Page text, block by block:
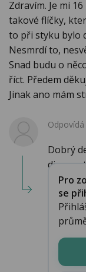
Zdravím. Je mi
takové flíčky,
to při styku bylo
Nesmrdí to,
Snad budu o
říct. Předem
Jinak ano mám
Dobrý
Pro
se